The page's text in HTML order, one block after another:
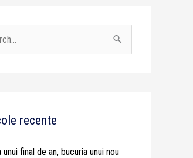
recente
unui final de an, bucuria unui nou